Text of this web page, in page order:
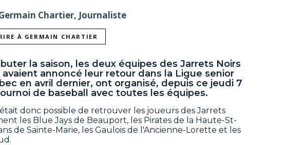
Chartier, Journaliste
À GERMAIN CHARTIER
la saison, les deux équipes des Jarrets Noirs
annoncé leur retour dans la Ligue senior
en avril dernier, ont organisé, depuis ce jeudi 7
de baseball avec toutes les équipes.
donc possible de retrouver les joueurs des Jarrets
les Blue Jays de Beauport, les Pirates de la Haute-St-
de Sainte-Marie, les Gaulois de l'Ancienne-Lorette et les